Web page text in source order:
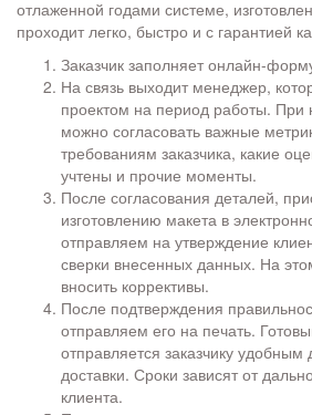
отлаженной годами системе,
проходит легко, быстро и с гарантией
Заказчик заполняет онлайн-
На связь выходит менеджер,
проектом на период работы. При
можно согласовать важные
требованиям заказчика, какие
учтены и прочие моменты.
После согласования деталей,
изготовлению макета в
отправляем на утверждение
сверки внесенных данных. На
вносить коррективы.
После подтверждения
отправляем его на печать.
отправляется заказчику
доставки. Сроки зависят от
клиента.